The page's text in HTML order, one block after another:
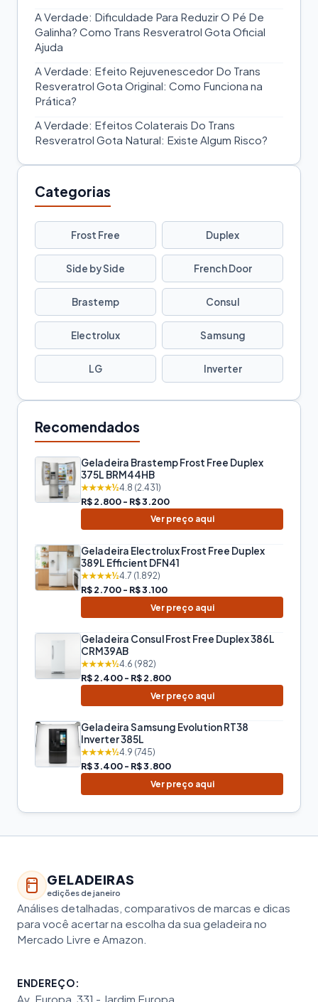
A Verdade: Dificuldade Para Reduzir O Pé De
Galinha? Como Trans Resveratrol Gota Oficial
Ajuda
A Verdade: Efeito Rejuvenescedor Do Trans
Resveratrol Gota Original: Como Funciona na
Prática?
A Verdade: Efeitos Colaterais Do Trans
Resveratrol Gota Natural: Existe Algum Risco?
Categorias
Frost Free Duplex
Side by Side French Door
Brastemp Consul
Electrolux Samsung
LG Inverter
Recomendados
Geladeira Brastemp Frost Free Duplex
375L BRM44HB
★★★★½4.8 (2.431)
R$ 2.800 - R$ 3.200
Ver preço aqui
Geladeira Electrolux Frost Free Duplex
389L Efficient DFN41
★★★★½4.7 (1.892)
R$ 2.700 - R$ 3.100
Ver preço aqui
Geladeira Consul Frost Free Duplex 386L
CRM39AB
★★★★½4.6 (982)
R$ 2.400 - R$ 2.800
Ver preço aqui
Geladeira Samsung Evolution RT38
Inverter 385L
★★★★½4.9 (745)
R$ 3.400 - R$ 3.800
Ver preço aqui
GELADEIRAS
edições de janeiro
Análises detalhadas, comparativos de marcas e dicas
para você acertar na escolha da sua geladeira no
Mercado Livre e Amazon.
ENDEREÇO:
Av. Europa, 331 - Jardim Europa,